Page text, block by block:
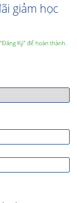
giảm học
Ký” để hoàn thành.